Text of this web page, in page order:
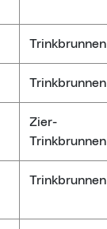
Trinkbrunnen
Trinkbrunnen
Zier-
Trinkbrunnen
Trinkbrunnen